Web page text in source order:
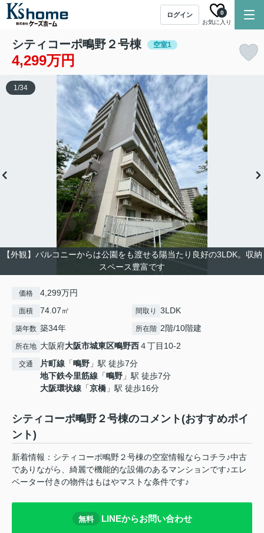
ログイン
お気に入り
0
シティコーポ鴫野２号棟 空室1
4,299万円
【外観】バルコニーからは公園をも渡せる陽当たり良好の3LDK。収納
スペース豊富です
1/34
価格 4,299万円
面積 74.07㎡ 間取り 3LDK
築年数 築34年 所在階 2階/10階建
所在地 大阪府大阪市城東区鴫野西４丁目10-2
交通 片町線 「鴫野 」駅 徒歩7分
地下鉄今里筋線 「鴫野 」駅 徒歩7分
大阪環状線 「京橋 」駅 徒歩16分
シティコーポ鴫野２号棟のコメント(おすすめポイ
ント)
新着情報：シティコーポ鴫野２号棟の空室情報ならコチラ♪中古
でありながら、綺麗で機能的な設備のあるマンションです♪エレ
ベーター付きの物件はもはやマストな条件です♪
無料 LINEからお問い合わせ